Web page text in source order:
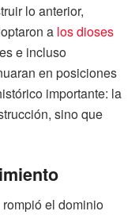
lo anterior,
a los dioses
e incluso
en posiciones
importante: la
sino que
el dominio